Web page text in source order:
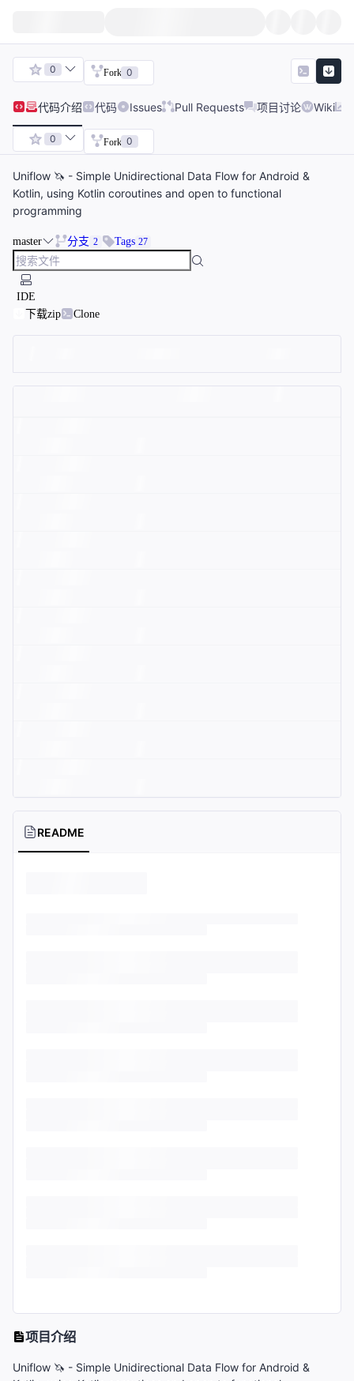
0 Fork 0
代码介绍 代码 Issues Pull Requests 项目讨论 Wiki
0 Fork 0
Uniflow 🦄 - Simple Unidirectional Data Flow for Android &
Kotlin, using Kotlin coroutines and open to functional
programming
master 分支 2 Tags 27
IDE
下载zip
Clone
README
项目介绍
Uniflow 🦄 - Simple Unidirectional Data Flow for Android &